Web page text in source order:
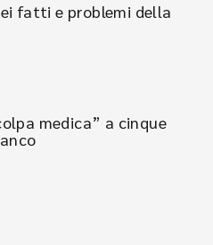
fatti e problemi della
medica” a cinque